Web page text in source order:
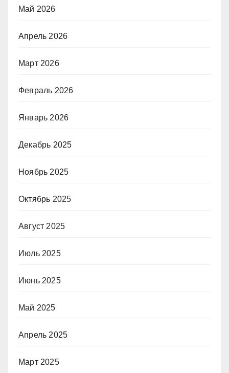
Май 2026
Апрель 2026
Март 2026
Февраль 2026
Январь 2026
Декабрь 2025
Ноябрь 2025
Октябрь 2025
Август 2025
Июль 2025
Июнь 2025
Май 2025
Апрель 2025
Март 2025